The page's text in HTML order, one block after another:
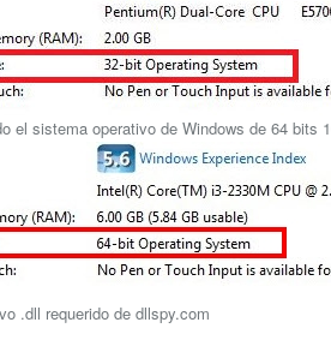
el sistema operativo de Windows de 64 bits
.dll requerido de dllspy.com